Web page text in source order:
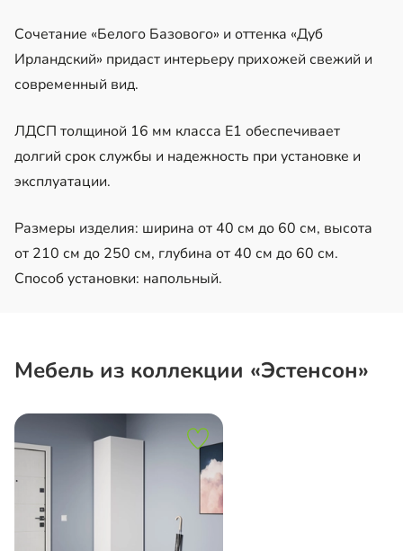
Сочетание «Белого Базового» и оттенка «Дуб
Ирландский» придаст интерьеру прихожей свежий и
современный вид.
ЛДСП толщиной 16 мм класса Е1 обеспечивает
долгий срок службы и надежность при установке и
эксплуатации.
Размеры изделия: ширина от 40 см до 60 см, высота
от 210 см до 250 см, глубина от 40 см до 60 см.
Способ установки: напольный.
Мебель из коллекции «Эстенсон»